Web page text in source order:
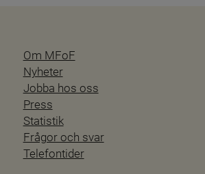
Om MFoF
Nyheter
Jobba hos oss
Press
Statistik
Frågor och svar
Telefontider